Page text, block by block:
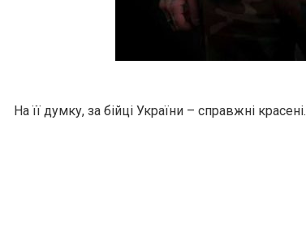
На її думку, за бійці України – справжні красені.